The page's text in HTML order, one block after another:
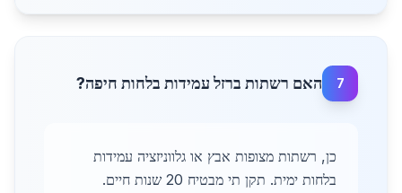
7 האם רשתות ברזל עמידות בלחות חיפה?
כן, רשתות מצופות אבץ או גלווניזציה עמידות
בלחות ימית. תקן תי מבטיח 20 שנות חיים.